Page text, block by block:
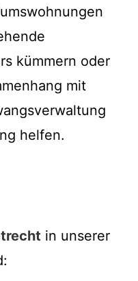
kümmern oder
mit
helfen.
in unserer